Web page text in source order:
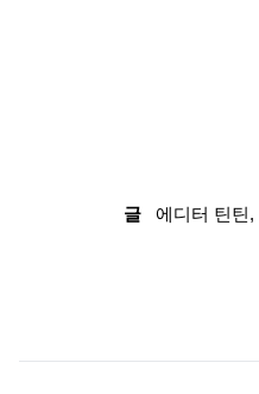
글 에디터 틴틴,